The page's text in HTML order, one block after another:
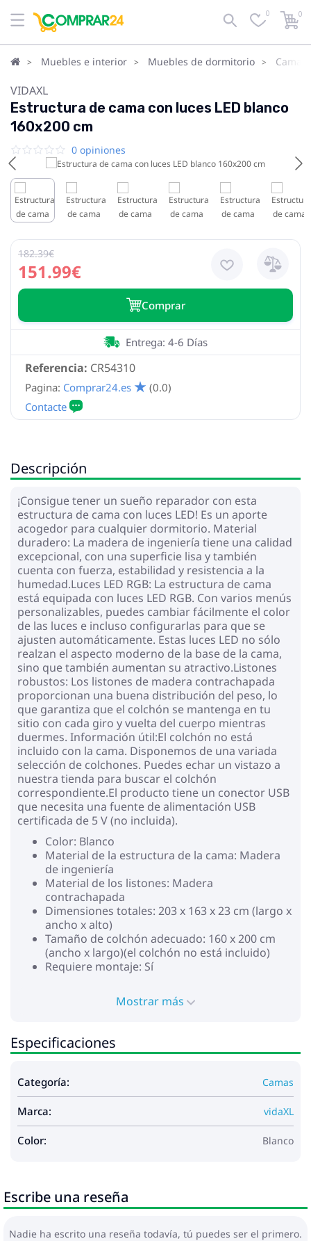
0 0
Muebles e interior Muebles de dormitorio Camas
VIDAXL
Estructura de cama con luces LED blanco
160x200 cm
0 opiniones
151.99€
182.39€
Сomprar
Referencia: CR54310
Entrega: 4-6 Días
Pagina: Comprar24.es (0.0)
Descripción
¡Consigue tener un sueño reparador con esta
estructura de cama con luces LED! Es un aporte
acogedor para cualquier dormitorio. Material
duradero: La madera de ingeniería tiene una calidad
excepcional, con una superficie lisa y también
cuenta con fuerza, estabilidad y resistencia a la
humedad.Luces LED RGB: La estructura de cama
está equipada con luces LED RGB. Con varios menús
personalizables, puedes cambiar fácilmente el color
de las luces e incluso configurarlas para que se
ajusten automáticamente. Estas luces LED no sólo
realzan el aspecto moderno de la base de la cama,
sino que también aumentan su atractivo.Listones
robustos: Los listones de madera contrachapada
proporcionan una buena distribución del peso, lo
que garantiza que el colchón se mantenga en tu
sitio con cada giro y vuelta del cuerpo mientras
duermes. Información útil:El colchón no está
incluido con la cama. Disponemos de una variada
selección de colchones. Puedes echar un vistazo a
nuestra tienda para buscar el colchón
correspondiente.El producto tiene un conector USB
que necesita una fuente de alimentación USB
certificada de 5 V (no incluida).
Color: Blanco
Material de la estructura de la cama: Madera
de ingeniería
Material de los listones: Madera
contrachapada
Dimensiones totales: 203 x 163 x 23 cm (largo x
ancho x alto)
Tamaño de colchón adecuado: 160 x 200 cm
(ancho x largo)(el colchón no está incluido)
Requiere montaje: Sí
roto, rasgado o falta. Este producto funciona con CC
puede causar sobrecalentamiento y puede provocar
daños al dispositivo y el riesgo potencial de
Mostrar más
Especificaciones
Categoría: Camas
Marca: vidaXL
Color: Blanco
Escribe una reseña
Nadie ha escrito una reseña todavía, tú puedes ser el primero.